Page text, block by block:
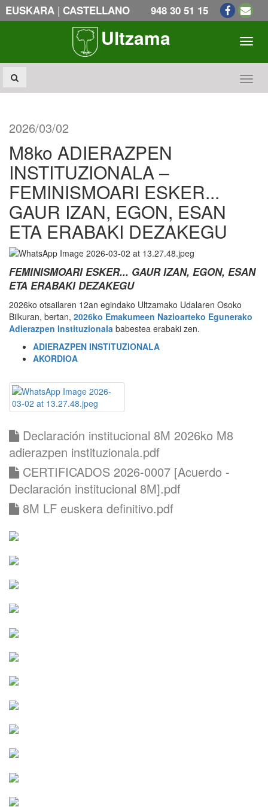
EUSKARA | CASTELLANO 948 30 51 15
Ultzama
2026/03/02
M8ko ADIERAZPEN
INSTITUZIONALA –
FEMINISMOARI ESKER...
GAUR IZAN, EGON, ESAN
ETA ERABAKI DEZAKEGU
FEMINISMOARI ESKER... GAUR IZAN, EGON, ESAN
ETA ERABAKI DEZAKEGU
2026ko otsailaren 12an egindako Ultzamako Udalaren Osoko
Bilkuran, bertan, 2026ko Emakumeen Nazioarteko Egunerako
Adierazpen Instituzionala babestea erabaki zen.
ADIERAZPEN INSTITUZIONALA
AKORDIOA
Declaración institucional 8M 2026ko M8
adierazpen instituzionala.pdf
CERTIFICADOS 2026-0007 [Acuerdo -
Declaración institucional 8M].pdf
8M LF euskera definitivo.pdf